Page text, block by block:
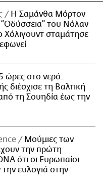
Η Σαμάνθα Μόρτον
“Οδύσσεια” του Νόλαν
Χόλιγουντ σταμάτησε
ώρες στο νερό:
διέσχισε τη Βαλτική
τη Σουηδία έως την
Μούμιες των
την πρώτη
ότι οι Ευρωπαίοι
ευλογιά στην